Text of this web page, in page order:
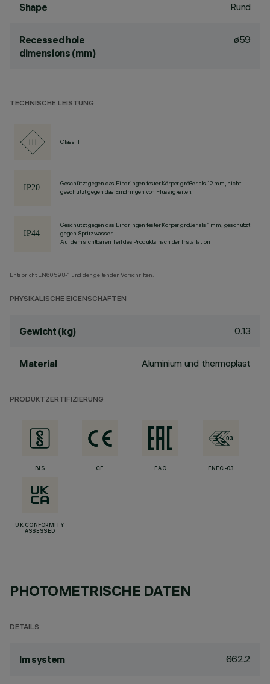
Shape Rund
Recessed hole
dimensions (mm)
ø59
TECHNISCHE LEISTUNG
Class III
Geschützt gegen das Eindringen fester Körper größer als 12 mm, nicht
geschützt gegen das Eindringen von Flüssigkeiten.
Geschützt gegen das Eindringen fester Körper größer als 1 mm, geschützt
gegen Spritzwasser.
Auf dem sichtbaren Teil des Produkts nach der Installation
Entspricht EN60598-1 und den geltenden Vorschriften.
PHYSIKALISCHE EIGENSCHAFTEN
Gewicht (kg) 0.13
Material Aluminium und thermoplast
PRODUKTZERTIFIZIERUNG
BIS CE EAC ENEC-03
UK CONFORMITY
ASSESSED
PHOTOMETRISCHE DATEN
DETAILS
lm system 662.2